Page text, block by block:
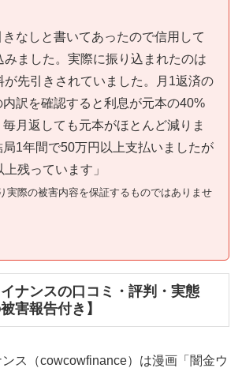
きなしと書いてあったので信用して
みました。実際に振り込まれたのは
が先引きされていました。月1返済の
訳を確認すると利息が元本の40%
月返しても元本がほとんど減りま
1年間で50万円以上支払いましたが
残っています」
実際の被害内容を保証するものではありませ
ナンスの口コミ・評判・実態
害報告付き】
ス（cowcowfinance）は漫画「闇金ウ